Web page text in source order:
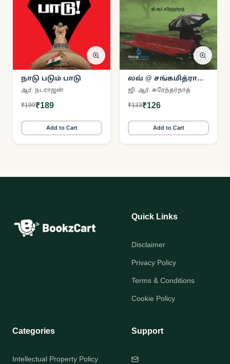
நாடு படும் பாடு
ஆர். நடராஜன்
₹199₹189
Add to Cart
லவ் @ சங்கமித்ரா
எக்ஸ்பிரஸ்
ஜி. ஆர். சுரேந்தர்நாத்
₹133₹126
Add to Cart
Quick Links
Disclaimer
Privacy Policy
Terms & Conditions
Cookie Policy
Categories
Intellectual Property Policy
Support